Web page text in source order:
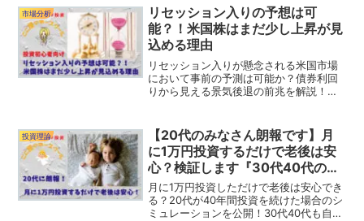
落時の株はバーゲンセールです！絶好の
買い場を逃さないように！
市場分析
リセッション入りの予想は可
能？！米国株はまだ少し上昇が見
込める理由
リセッション入りが懸念される米国市場
において事前の予測は可能か？債券利回
りから見える景気後退の前兆を解説！イ
はそこまで来ているのか？われわれ個人
投資家がすべきことは何？
投資理論
【20代のみなさん朗報です】月
に1万円投資するだけで老後は安
心？検証します『30代40代の攻
略法含む』
月に1万円投資しただけで老後は安心でき
る？20代が40年間投資を続けた場合のシ
ミュレーションを公開！30代40代も自分